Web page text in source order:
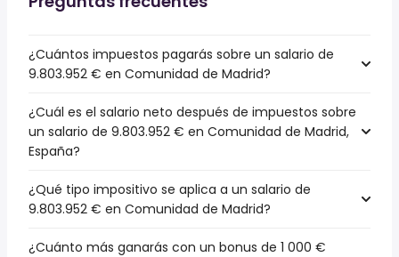
¿Cuántos impuestos pagarás sobre un salario de
9.803.952 € en Comunidad de Madrid?
¿Cuál es el salario neto después de impuestos sobre
un salario de 9.803.952 € en Comunidad de Madrid,
España?
¿Qué tipo impositivo se aplica a un salario de
9.803.952 € en Comunidad de Madrid?
¿Cuánto más ganarás con un bonus de 1 000 €